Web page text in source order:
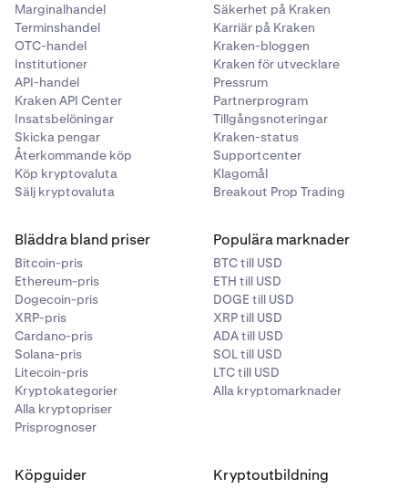
Marginalhandel
Terminshandel
OTC-handel
Institutioner
API-handel
Kraken API Center
Insatsbelöningar
Skicka pengar
Återkommande köp
Köp kryptovaluta
Sälj kryptovaluta
Säkerhet på Kraken
Karriär på Kraken
Kraken-bloggen
Kraken för utvecklare
Pressrum
Partnerprogram
Tillgångsnoteringar
Kraken-status
Supportcenter
Klagomål
Breakout Prop Trading
Bläddra bland priser
Bitcoin-pris
Ethereum-pris
Dogecoin-pris
XRP-pris
Cardano-pris
Solana-pris
Litecoin-pris
Kryptokategorier
Alla kryptopriser
Prisprognoser
Populära marknader
BTC till USD
ETH till USD
DOGE till USD
XRP till USD
ADA till USD
SOL till USD
LTC till USD
Alla kryptomarknader
Köpguider Kryptoutbildning